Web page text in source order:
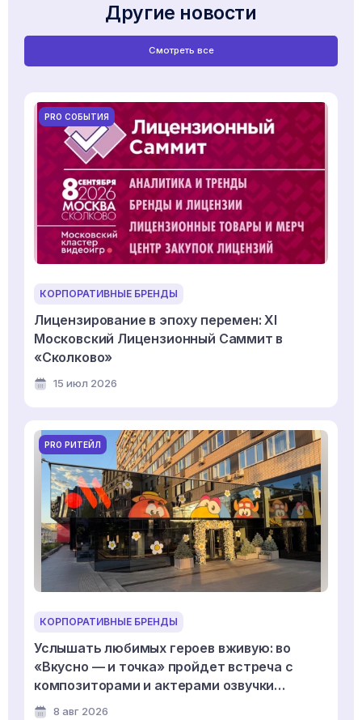
Другие новости
Смотреть все
PRO СОБЫТИЯ
КОРПОРАТИВНЫЕ БРЕНДЫ
Лицензирование в эпоху перемен: XI
Московский Лицензионный Саммит в
«Сколково»
15 июл 2026
PRO РИТЕЙЛ
КОРПОРАТИВНЫЕ БРЕНДЫ
Услышать любимых героев вживую: во
«Вкусно — и точка» пройдет встреча с
композиторами и актерами озвучки
мультсериала «Смешарики»
8 авг 2026